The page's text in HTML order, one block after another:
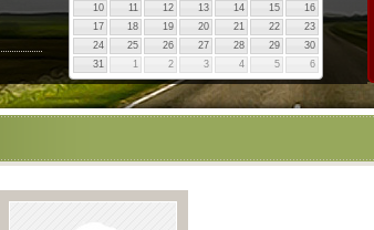
10
11 12 13 14 15
16
17
18 19 20 21 22
23
24
25 26 27 28 29
30
31
1 2 3 4 5 6